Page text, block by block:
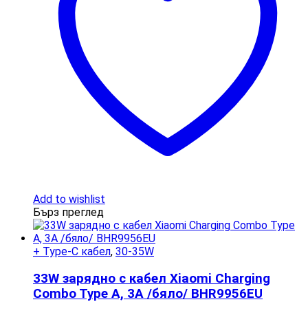
Add to wishlist
Бърз преглед
+ Type-C кабел, 30-35W
33W зарядно с кабел Xiaomi Charging
Combo Type A, 3A /бяло/ BHR9956EU